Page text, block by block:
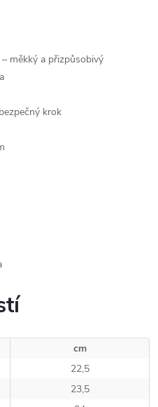
měkký a přizpůsobivý
krok
cm
22,5
23,5